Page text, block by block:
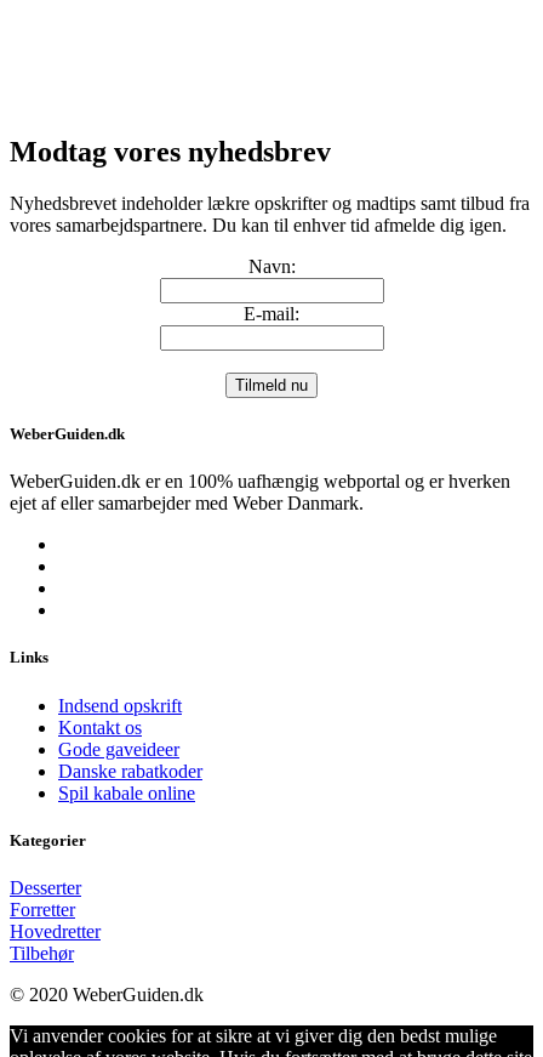
Modtag vores nyhedsbrev
Nyhedsbrevet indeholder lækre opskrifter og madtips samt tilbud fra
vores samarbejdspartnere. Du kan til enhver tid afmelde dig igen.
Navn:
E-mail:
WeberGuiden.dk
WeberGuiden.dk er en 100% uafhængig webportal og er hverken
ejet af eller samarbejder med Weber Danmark.
Links
Indsend opskrift
Kontakt os
Gode gaveideer
Danske rabatkoder
Spil kabale online
Kategorier
Desserter
Forretter
Hovedretter
Tilbehør
© 2020 WeberGuiden.dk
Vi anvender cookies for at sikre at vi giver dig den bedst mulige